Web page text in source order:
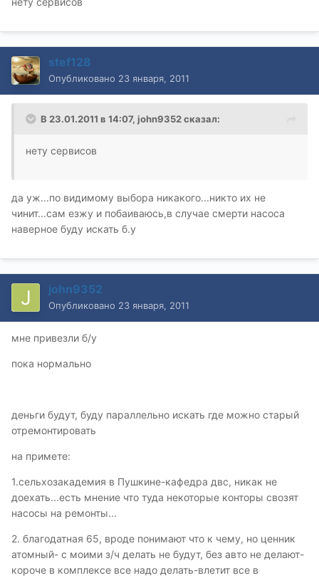
stef128
Опубликовано 23 января, 2011
В 23.01.2011 в 14:07, john9352 сказал:
нету сервисов
да уж...по видимому выбора никакого...никто их не
чинит...сам езжу и побаиваюсь,в случае смерти насоса
наверное буду искать б.у
john9352
Опубликовано 23 января, 2011
мне привезли б/у
пока нормально
деньги будут, буду параллельно искать где можно старый
отремонтировать
на примете:
1.сельхозакадемия в Пушкине-кафедра двс, никак не
доехать...есть мнение что туда некоторые конторы свозят
насосы на ремонты...
2. благодатная 65, вроде понимают что к чему, но ценник
атомный- с моими з/ч делать не будут, без авто не делают-
короче в комплексе все надо делать-влетит все в